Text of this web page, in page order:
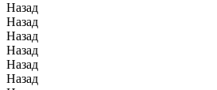
Назад
Назад
Назад
Назад
Назад
Назад